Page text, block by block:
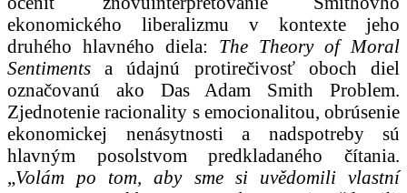
ekonomického liberalizmu v kontexte jeho
druhého hlavného diela: The Theory of Moral
Sentiments a údajnú protirečivosť oboch diel
označovanú ako Das Adam Smith Problem.
Zjednotenie racionality s emocionalitou, obrúsenie
ekonomickej nenásytnosti a nadspotreby sú
hlavným posolstvom predkladaného čítania.
„Volám po tom, aby sme si uvědomili vlastní